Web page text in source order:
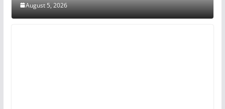
August 5, 2026